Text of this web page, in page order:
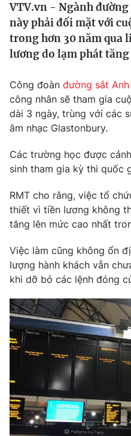
Thế giới
Tin tức
Thế giới đó đây
Câu chuyện quốc tế
Kinh tế
Thị trường
Góc doanh nghiệp
Dữ liệu và đời sống
Truyền hình
Hậu trường
Nhân vật
Khán giả
Giải trí
Điện ảnh
Âm nhạc
Sao
Du lịch
Chất lượng cuộc sống
Giáo dục
Tuyển sinh
Học trực tuyến
Công nghệ
Hitech Công nghệ tương
Sản phẩm
Thị trường
Tư vấn
Lịch phát sóng
Chuyên mục khác
Emagazine
Photo
VTV.vn - Ngành
này phải đối mặt với
trong hơn 30 năm qua
lương do lạm phát
Công đoàn đường sắt Anh
công nhân sẽ tham gia
dài 3 ngày, trùng với các
âm nhạc Glastonbury.
Các trường học được
sinh tham gia kỳ thi quốc
RMT cho rằng, việc tổ
thiết vì tiền lương không
tăng lên mức cao nhất
Việc làm cũng không ổn
lượng hành khách vẫn
khi dỡ bỏ các lệnh đóng